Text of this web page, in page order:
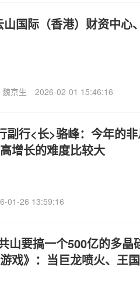
国际（香港）财资中心
魏京生 2026-02-01 15:46:16
副行<长>骆峰：今年的
增长的难度比较大
01-26 13:59:16
山要搞一个500亿的多晶
游戏》：当巨龙喷火、王